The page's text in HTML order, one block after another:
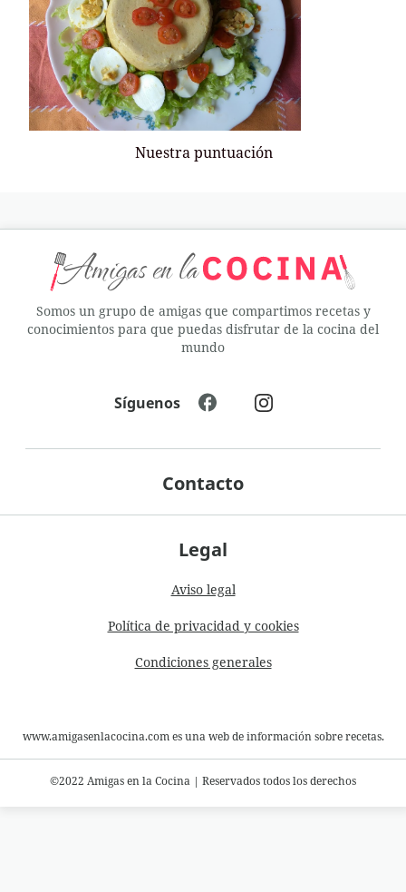
Nuestra puntuación
Somos un grupo de amigas que compartimos recetas y
conocimientos para que puedas disfrutar de la cocina del
mundo
Legal
Aviso legal
Política de privacidad y cookies
Condiciones generales
Contacto
Síguenos
www.amigasenlacocina.com es una web de información sobre recetas.
©2022 Amigas en la Cocina | Reservados todos los derechos